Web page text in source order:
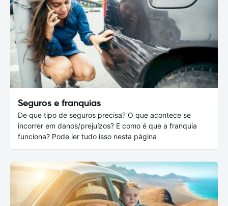
Seguros e franquias
De que tipo de seguros precisa? O que acontece se
incorrer em danos/prejuízos? E como é que a franquia
funciona? Pode ler tudo isso nesta página